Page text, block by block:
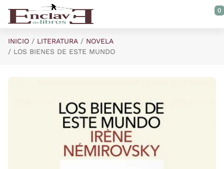
Saltar al contenido principal
0
INICIO LITERATURA
NOVELA
LOS BIENES DE ESTE MUNDO